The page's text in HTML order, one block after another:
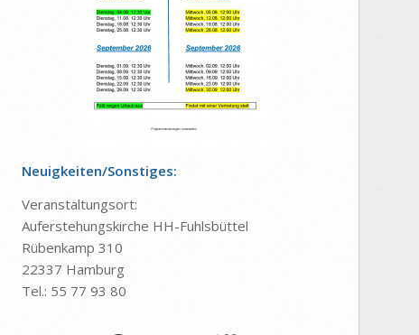
Neuigkeiten/Sonstiges:
Veranstaltungsort:
Auferstehungskirche HH-Fuhlsbüttel
Rübenkamp 310
22337 Hamburg
Tel.: 55 77 93 80